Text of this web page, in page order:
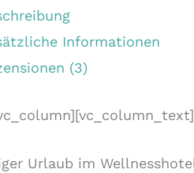
Informationen
(3)
Urlaub im